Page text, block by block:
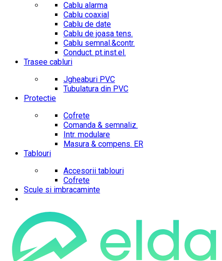
Cablu alarma
Cablu coaxial
Cablu de date
Cablu de joasa tens.
Cablu semnal.&contr.
Conduct. pt.inst.el.
Trasee cabluri
Jgheaburi PVC
Tubulatura din PVC
Protectie
Cofrete
Comanda & semnaliz.
Intr. modulare
Masura & compens. ER
Tablouri
Accesorii tablouri
Cofrete
Scule si imbracaminte